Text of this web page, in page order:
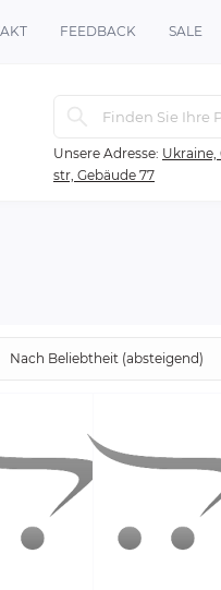
FEEDBACK SALE
Unsere Adresse: Ukraine,
str, Gebäude 77